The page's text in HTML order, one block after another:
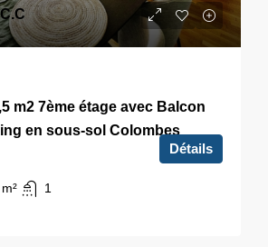
m2 7ème étage avec Balcon
en sous-sol Colombes
m² 1
Détails